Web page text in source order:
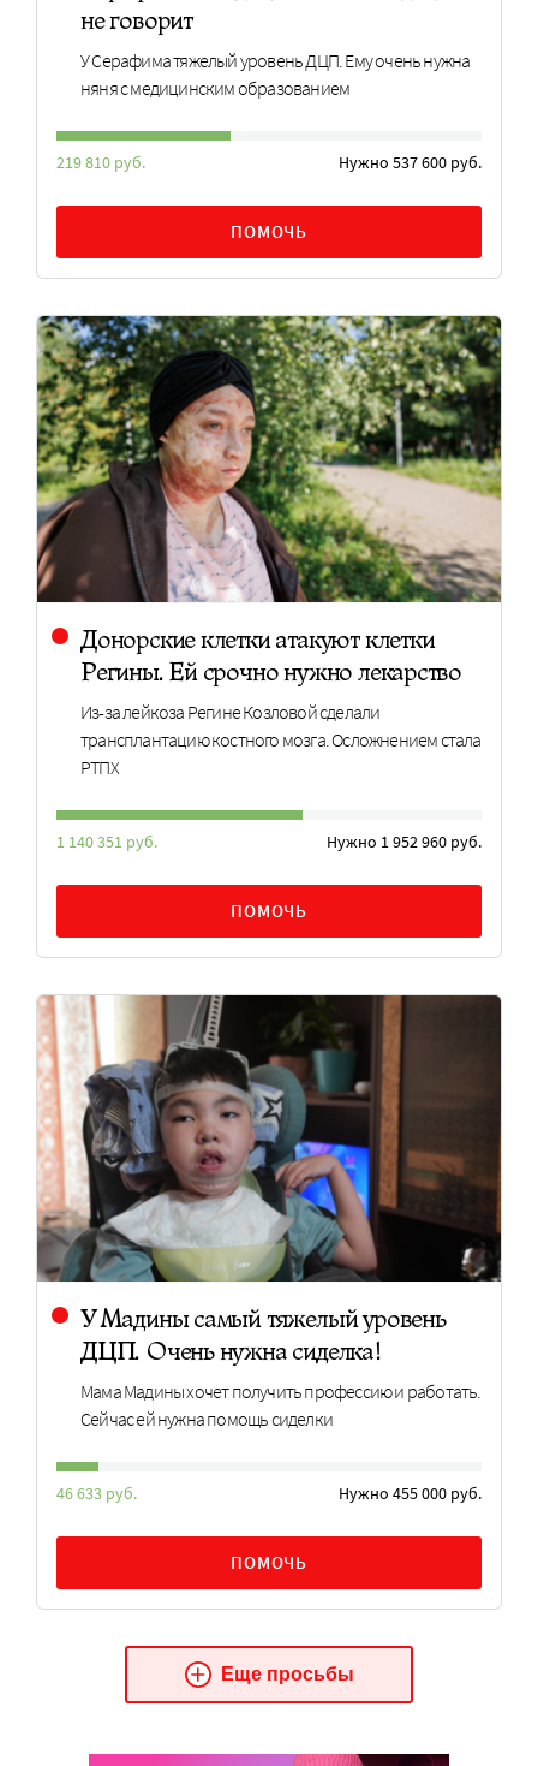
не говорит
У Серафима тяжелый уровень ДЦП. Ему очень нужна
няня с медицинским образованием
219 810 руб. Нужно 537 600 руб.
ПОМОЧЬ
Донорские клетки атакуют клетки
Регины. Ей срочно нужно лекарство
Из-за лейкоза Регине Козловой сделали
трансплантацию костного мозга. Осложнением стала
РТПХ
1 140 351 руб. Нужно 1 952 960 руб.
ПОМОЧЬ
У Мадины самый тяжелый уровень
ДЦП. Очень нужна сиделка!
Мама Мадины хочет получить профессию и работать.
Сейчас ей нужна помощь сиделки
46 633 руб. Нужно 455 000 руб.
ПОМОЧЬ
Еще просьбы